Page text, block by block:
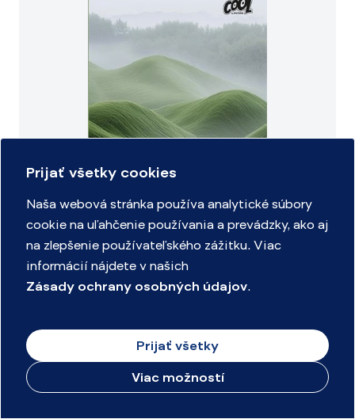
Zošit, A4, čistý, 80 listov, COOL BY VICTORIA "Green
Calm"
ODPORÚČANÝ PRODUKT
Prijať všetky cookies
Naša webová stránka používa analytické súbory
cookie na uľahčenie používania a prevádzky, ako aj
na zlepšenie používateľského zážitku. Viac
informácií nájdete v našich
Zásady ochrany osobných údajov.
Prijať všetky
Viac možností